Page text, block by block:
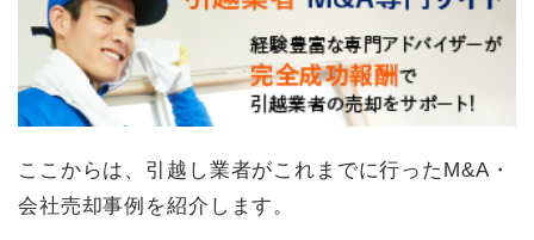
ここからは、引越し業者がこれまでに行ったM&A・
会社売却事例を紹介します。